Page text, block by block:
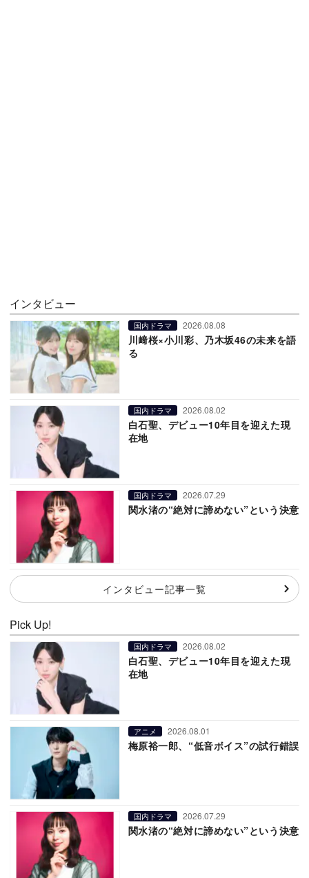
インタビュー
国内ドラマ 2026.08.08
川﨑桜×小川彩、乃木坂46の未来を語
る
国内ドラマ 2026.08.02
白石聖、デビュー10年目を迎えた現
在地
国内ドラマ 2026.07.29
関水渚の“絶対に諦めない”という決意
インタビュー記事一覧
Pick Up!
国内ドラマ 2026.08.02
白石聖、デビュー10年目を迎えた現
在地
アニメ 2026.08.01
梅原裕一郎、“低音ボイス”の試行錯誤
国内ドラマ 2026.07.29
関水渚の“絶対に諦めない”という決意